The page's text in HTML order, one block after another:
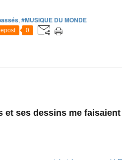
, #MUSIQUE DU MONDE
0
et ses dessins me